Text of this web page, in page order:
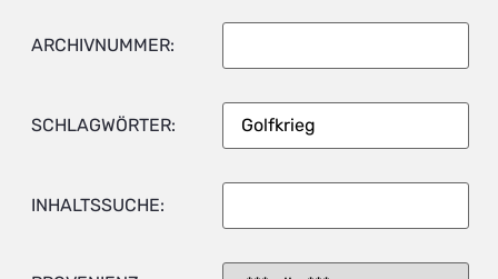
ARCHIVNUMMER:
SCHLAGWÖRTER:
INHALTSSUCHE: